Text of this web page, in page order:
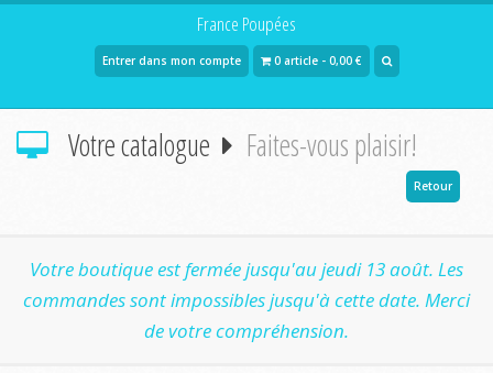
France Poupées
Entrer dans mon compte 0 article - 0,00 €
Votre catalogue Faites-vous plaisir!
Retour
Votre boutique est fermée jusqu'au jeudi 13 août. Les
commandes sont impossibles jusqu'à cette date. Merci
de votre compréhension.